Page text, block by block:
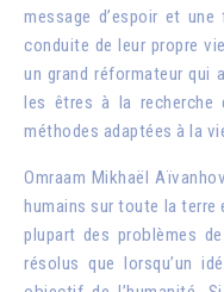
message d’espoir et
conduite de leur propre
un grand réformateur qui
les êtres à la recherche
méthodes adaptées à la
Omraam Mikhaël
humains sur toute la
plupart des problèmes
résolus que lorsqu’un